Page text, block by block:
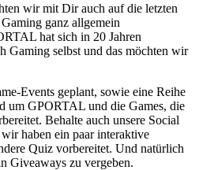
wir mit Dir auch auf die letzten
ganz allgemein
hat sich in 20 Jahren
Gaming selbst und das möchten wir
Events geplant, sowie eine Reihe
um GPORTAL und die Games, die
Behalte auch unsere Social
haben ein paar interaktive
Quiz vorbereitet. Und natürlich
Giveaways zu vergeben.